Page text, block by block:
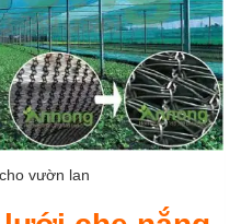
vườn lan